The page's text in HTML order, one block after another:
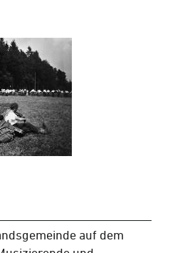
auf dem